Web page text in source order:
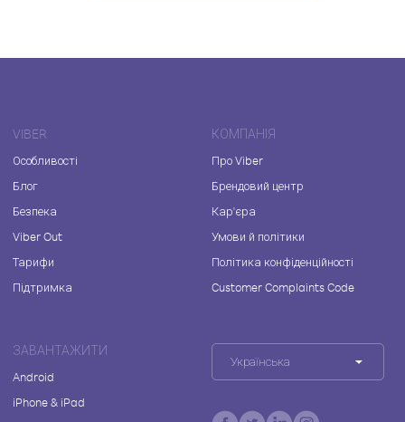
VIBER
Особливості
Блог
Безпека
Viber Out
Тарифи
Підтримка
КОМПАНІЯ
Про Viber
Брендовий центр
Кар'єра
Умови й політики
Політика конфіденційності
Customer Complaints Code
ЗАВАНТАЖИТИ
Android
iPhone & iPad
Українська